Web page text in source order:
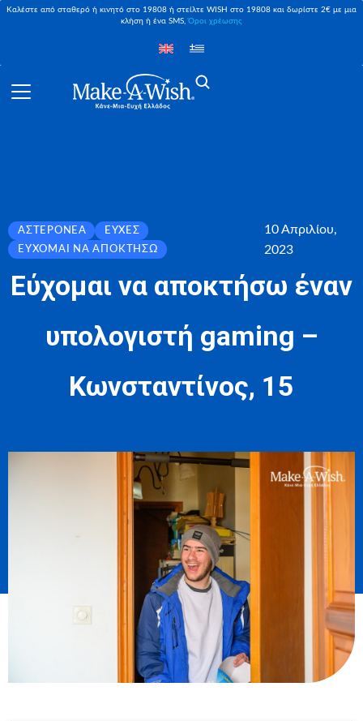
Καλέστε από σταθερό ή κινητό στο 19808 ή στείλτε WISH στο 19808 και δωρίστε 2€ με μια
κλήση ή ένα SMS,Όροι χρέωσης
ΑΣΤΕΡΟΝΈΑ
ΕΥΧΈΣ
ΕΎΧΟΜΑΙ ΝΑ ΑΠΟΚΤΉΣΩ
10 Απριλίου,
2023
Εύχομαι να αποκτήσω έναν
υπολογιστή gaming –
Κωνσταντίνος, 15